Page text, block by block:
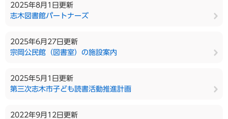
2025年8月1日更新
志木図書館パートナーズ
2025年6月27日更新
宗岡公民館（図書室）の施設案内
2025年5月1日更新
第三次志木市子ども読書活動推進計画
2022年9月12日更新